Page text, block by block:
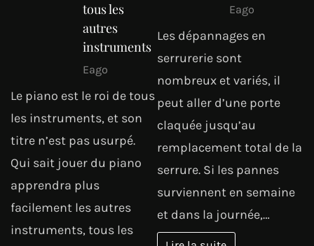
tous les
autres
instruments
Eago
Le piano est le roi de tous
les instruments, et son
titre n’est pas usurpé.
Qui sait jouer du piano
apprendra plus
facilement les autres
instruments, tous les
Eago
Les dépannages en
serrurerie sont
nombreux et variés, il
peut aller d’une porte
claquée jusqu’au
remplacement total de la
serrure. Si les pannes
surviennent en semaine
et dans la journée,…